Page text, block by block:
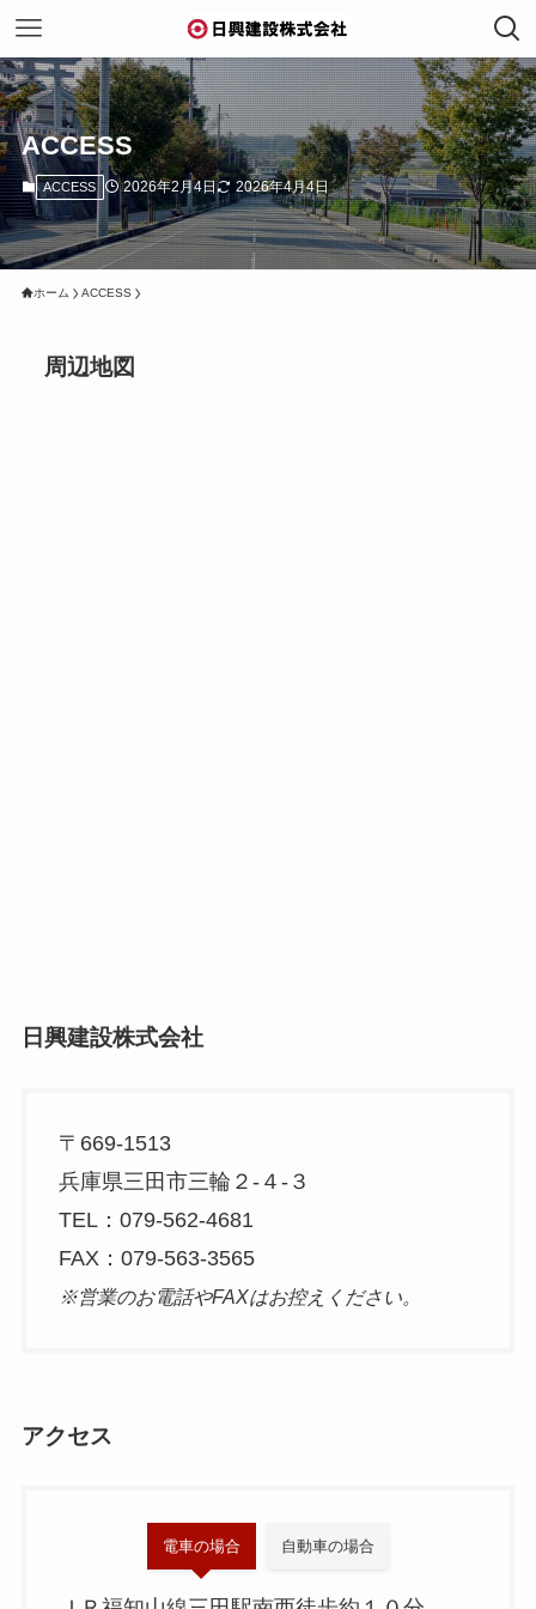
ACCESS
ACCESS 2026年2月4日 2026年4月4日
ホーム ACCESS
周辺地図
日興建設株式会社
〒669-1513
兵庫県三田市三輪２-４-３
TEL：079-562-4681
FAX：079-563-3565
※営業のお電話やFAXはお控えください。
アクセス
電車の場合 自動車の場合